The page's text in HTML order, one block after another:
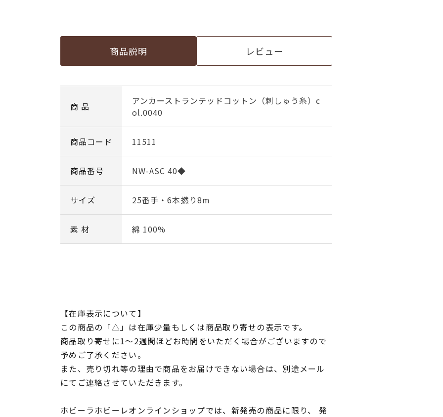
商品説明 レビュー
商 品
アンカーストランテッドコットン（刺しゅう糸）c
ol.0040
商品コード 11511
商品番号 NW-ASC 40◆
サイズ 25番手・6本撚り8m
素 材 綿 100%
【在庫表示について】
この商品の「△」は在庫少量もしくは商品取り寄せの表示です。
商品取り寄せに1～2週間ほどお時間をいただく場合がございますので
予めご了承ください。
また、売り切れ等の理由で商品をお届けできない場合は、別途メール
にてご連絡させていただきます。
ホビーラホビーレオンラインショップでは、新発売の商品に限り、 発